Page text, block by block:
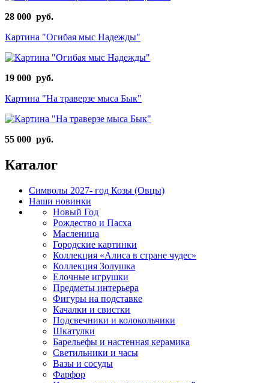
28 000 руб.
Картина "Огибая мыс Надежды"
19 000 руб.
Картина "На траверзе мыса Бык"
55 000 руб.
Каталог
Символы 2027- год Козы (Овцы)
Наши новинки
Новый Год
Рождество и Пасха
Масленица
Городские картинки
Коллекция «Алиса в стране чудес»
Коллекция Золушка
Елочные игрушки
Предметы интерьера
Фигуры на подставке
Качалки и свистки
Подсвечники и колокольчики
Шкатулки
Барельефы и настенная керамика
Светильники и часы
Вазы и сосуды
Фарфор